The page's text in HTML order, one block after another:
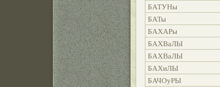
БАТУНы
БАТы
БАХАРы
БАХВаЛЫ
БАХВаЛЫ
БАХиЛЫ
БАЧОуРЫ